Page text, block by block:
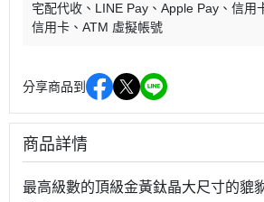
宅配代收
LINE Pay Apple Pay
信用
信用卡
ATM 虛擬帳號
分享商品到
商品詳情
最高級數的頂級金黃鈦晶大尺寸的貔